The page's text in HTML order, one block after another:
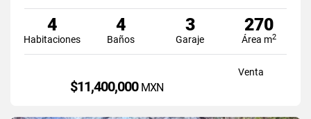
4
Habitaciones
4
Baños
3
Garaje
270
Área m2
Venta
$11,400,000 MXN